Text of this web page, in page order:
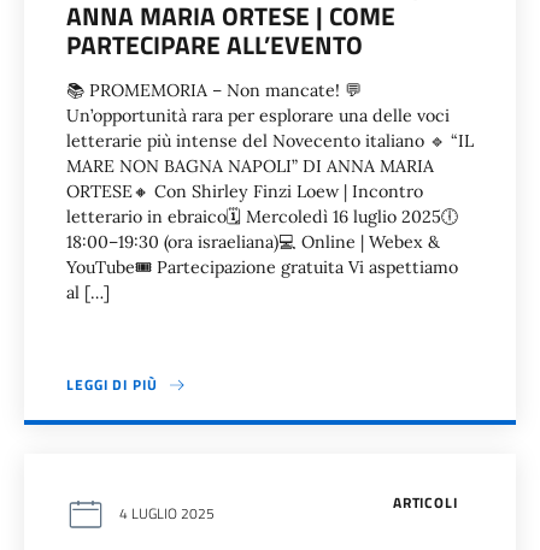
ANNA MARIA ORTESE | COME
PARTECIPARE ALL’EVENTO
📚 PROMEMORIA – Non mancate! 💬
Un’opportunità rara per esplorare una delle voci
letterarie più intense del Novecento italiano 🔹 “IL
MARE NON BAGNA NAPOLI” DI ANNA MARIA
ORTESE🔸 Con Shirley Finzi Loew | Incontro
letterario in ebraico🗓 Mercoledì 16 luglio 2025🕕
18:00–19:30 (ora israeliana)💻 Online | Webex &
YouTube🎟 Partecipazione gratuita Vi aspettiamo
al […]
LEGGI DI PIÙ
ARTICOLI
4 LUGLIO 2025